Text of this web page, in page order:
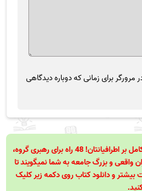
برای زمانی که دوباره دیدگاهی
48 قانون قدرت! 48 فرمول برای تسلط کامل بر اطرافیانتان! 48 راه برای رهبری گروه،
قانون که رهبران واقعی و بزرگ جامعه به شما نمیگویند تا
بیشتر و دانلود کتاب روی دکمه زیر کلیک